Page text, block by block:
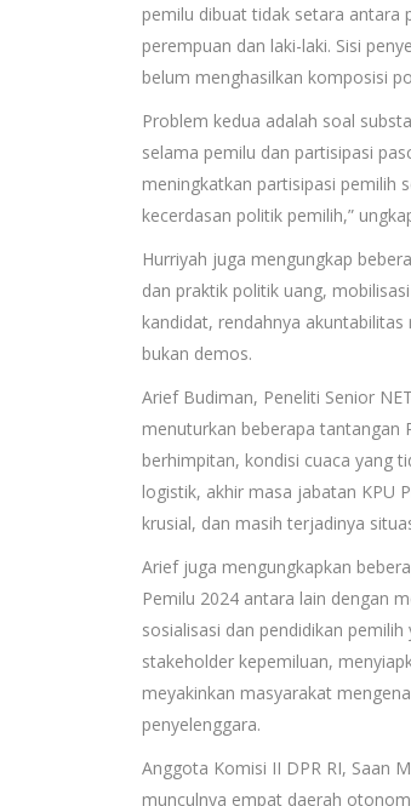
pemilu dibuat tidak setara antara
perempuan dan laki-laki. Sisi
belum menghasilkan komposisi
Problem kedua adalah soal
selama pemilu dan partisipasi
meningkatkan partisipasi pemilih
kecerdasan politik pemilih,”
Hurriyah juga mengungkap
dan praktik politik uang,
kandidat, rendahnya
bukan demos.
Arief Budiman, Peneliti Senior
menuturkan beberapa tantangan
berhimpitan, kondisi cuaca yang
logistik, akhir masa jabatan KPU
krusial, dan masih terjadinya
Arief juga mengungkapkan
Pemilu 2024 antara lain dengan
sosialisasi dan pendidikan
stakeholder kepemiluan,
meyakinkan masyarakat
penyelenggara.
Anggota Komisi II DPR RI, Saan
munculnya empat daerah